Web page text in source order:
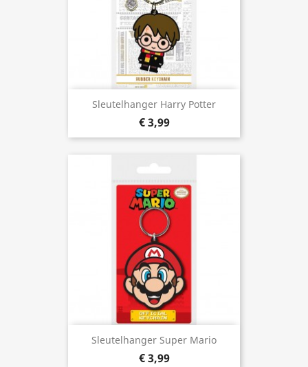
Sleutelhanger Harry Potter
€ 3,99
Sleutelhanger Super Mario
€ 3,99